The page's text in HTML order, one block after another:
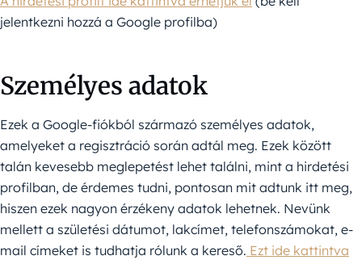
jelentkezni hozzá a Google profilba)
Személyes adatok
Ezek a Google-fiókból származó személyes adatok,
amelyeket a regisztráció során adtál meg. Ezek között
talán kevesebb meglepetést lehet találni, mint a hirdetési
profilban, de érdemes tudni, pontosan mit adtunk itt meg,
hiszen ezek nagyon érzékeny adatok lehetnek. Nevünk
mellett a születési dátumot, lakcímet, telefonszámokat, e-
mail címeket is tudhatja rólunk a kereső. Ezt ide kattintva